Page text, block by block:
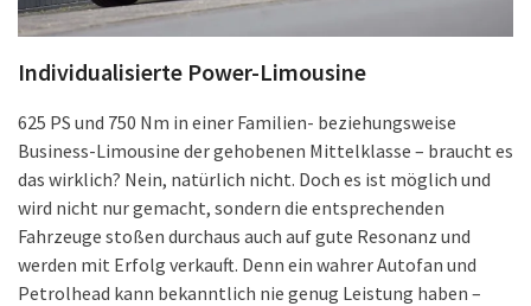
Individualisierte Power-Limousine
625 PS und 750 Nm in einer Familien- beziehungsweise
Business-Limousine der gehobenen Mittelklasse – braucht es
das wirklich? Nein, natürlich nicht. Doch es ist möglich und
wird nicht nur gemacht, sondern die entsprechenden
Fahrzeuge stoßen durchaus auch auf gute Resonanz und
werden mit Erfolg verkauft. Denn ein wahrer Autofan und
Petrolhead kann bekanntlich nie genug Leistung haben –